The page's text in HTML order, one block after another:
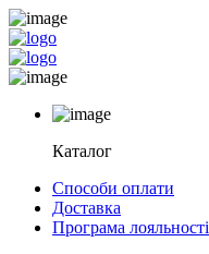
Каталог
Способи оплати
Доставка
Програма лояльності